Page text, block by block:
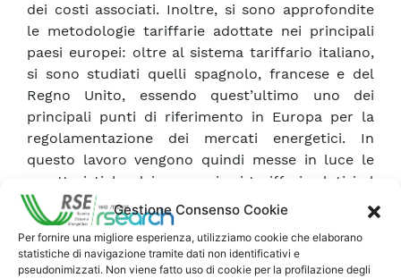
Gestione Consenso Cookie
Per fornire una migliore esperienza, utilizziamo cookie che elaborano
statistiche di navigazione tramite dati non identificativi e
pseudonimizzati. Non viene fatto uso di cookie per la profilazione degli
dei costi associati. Inoltre, si sono approfondite
le metodologie tariffarie adottate nei principali
paesi europei: oltre al sistema tariffario italiano,
si sono studiati quelli spagnolo, francese e del
Regno Unito, essendo quest’ultimo uno dei
principali punti di riferimento in Europa per la
regolamentazione dei mercati energetici. In
questo lavoro vengono quindi messe in luce le
caratteristiche dei meccanismi tariffari relativi al
servizio di trasporto gas implementati nei paesi
europei sopra elencati, evidenziandone punti di
forza e di debolezza.